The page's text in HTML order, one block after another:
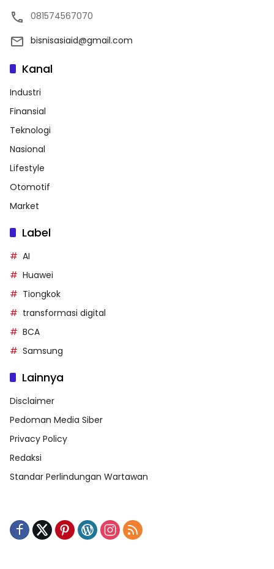
081574567070
bisnisasiaid@gmail.com
Kanal
Industri
Finansial
Teknologi
Nasional
Lifestyle
Otomotif
Market
Label
AI
Huawei
Tiongkok
transformasi digital
BCA
Samsung
Lainnya
Disclaimer
Pedoman Media Siber
Privacy Policy
Redaksi
Standar Perlindungan Wartawan